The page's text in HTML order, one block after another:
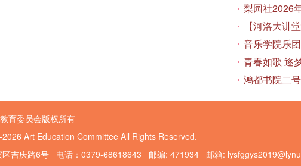
梨园社2026
音乐学院乐
青春如歌 逐
育委员会版权所有
Art Education Committee All Rights Reserved.
区吉庆路6号 电话：0379-68618643 邮编: 471934 邮箱: